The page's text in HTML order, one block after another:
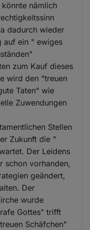
nämlich
dadurch wieder
auf ein " ewiges
zum Kauf dieses
wird den "treuen
Taten" wie
Zuwendungen
Stellen
Zukunft die "
Der Leidens
schon vorhanden,
geändert,
Der
wurde
Gottes" trifft
Schäfchen"